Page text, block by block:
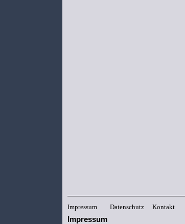
Impressum Datenschutz Kontakt
Impressum